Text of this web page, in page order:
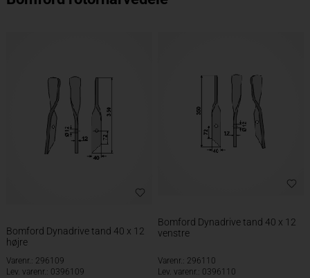
Bomford Dynadrive tand 40 x 12
højre
Varenr.: 296109
Lev. varenr.: 0396109
Bomford Dynadrive tand 40 x 12
venstre
Varenr.: 296110
Lev. varenr.: 0396110